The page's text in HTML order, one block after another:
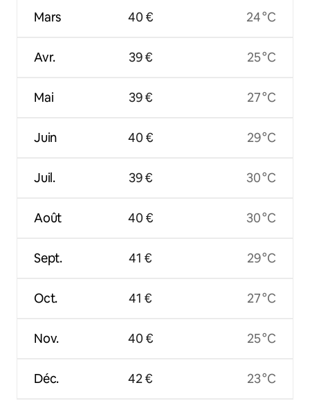
Mars
Avr.
Mai
Juin
Juil.
Août
Sept.
Oct.
Nov.
Déc.
40 €
39 €
39 €
40 €
39 €
40 €
41 €
41 €
40 €
42 €
24 °C
25 °C
27 °C
29 °C
30 °C
30 °C
29 °C
27 °C
25 °C
23 °C